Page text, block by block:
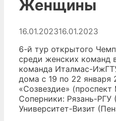
Женщины
16.01.202316.01.2023
6-й тур открытого
среди женских команд
команда Италмас-
дома с 19 по 22 января
«Созвездие»
Соперники: Рязань-РГУ
Университет-Визит